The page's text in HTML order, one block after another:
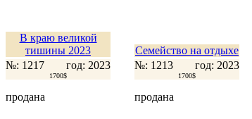
В краю великой
тишины 2023
№: 1217
год: 2023
1700$
продана
Семейство на отдыхе
№: 1213
год: 2023
1700$
продана